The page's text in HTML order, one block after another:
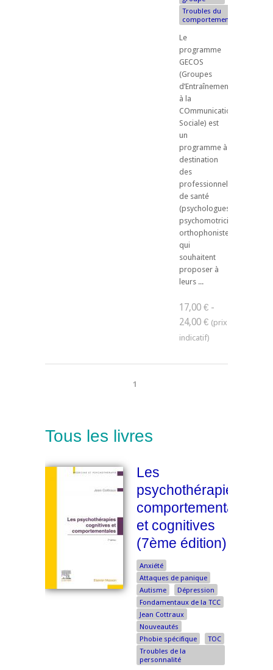
Troubles du
comportement
Le
programme
GECOS
(Groupes
d’Entraînement
à la
COmmunication
Sociale) est
un
programme à
destination
des
professionnels
de santé
(psychologues,
psychomotriciens,
orthophonistes...)
qui
souhaitent
proposer à
leurs ...
17,00 € -
24,00 €
1
Tous les livres
Les
psychothérapies
comportementales
et cognitives
(7ème édition)
Anxiété
Attaques de panique
Autisme
Dépression
Fondamentaux de la TCC
Jean Cottraux
Nouveautés
Phobie spécifique
TOC
Troubles de la
personnalité